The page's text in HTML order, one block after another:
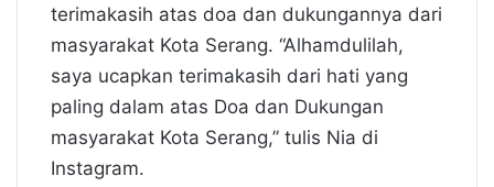
terimakasih atas doa dan dukungannya dari
masyarakat Kota Serang. “Alhamdulilah,
saya ucapkan terimakasih dari hati yang
paling dalam atas Doa dan Dukungan
masyarakat Kota Serang,” tulis Nia di
Instagram.